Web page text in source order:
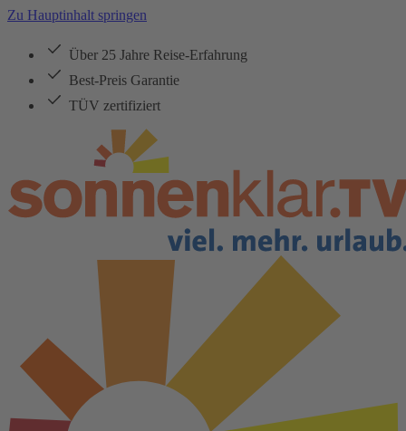
Zu Hauptinhalt springen
Über 25 Jahre Reise-Erfahrung
Best-Preis Garantie
TÜV zertifiziert